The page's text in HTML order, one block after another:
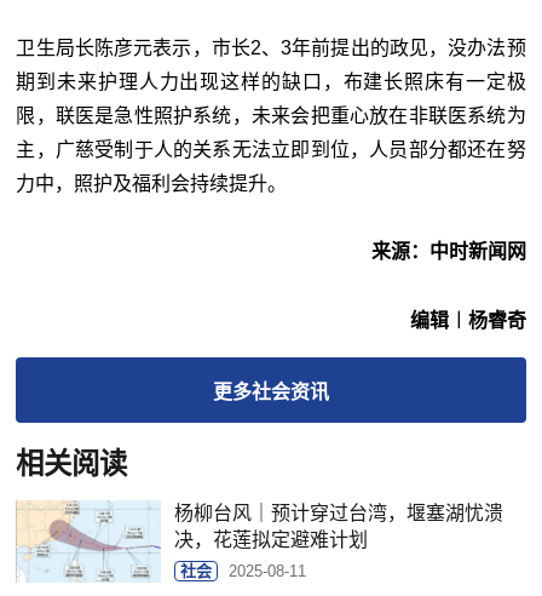
卫生局长陈彦元表示，市长2、3年前提出的政见，没办法预
期到未来护理人力出现这样的缺口，布建长照床有一定极
限，联医是急性照护系统，未来会把重心放在非联医系统为
主，广慈受制于人的关系无法立即到位，人员部分都还在努
力中，照护及福利会持续提升。
来源：中时新闻网
编辑︱杨睿奇
更多社会资讯
相关阅读
杨柳台风｜预计穿过台湾，堰塞湖忧溃
决，花莲拟定避难计划
社会 2025-08-11